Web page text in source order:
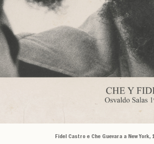
Fidel Castro e Che Guevara a New York,